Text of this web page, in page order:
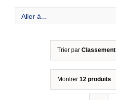
Aller à...
Trier par Classement
Montrer 12 produits